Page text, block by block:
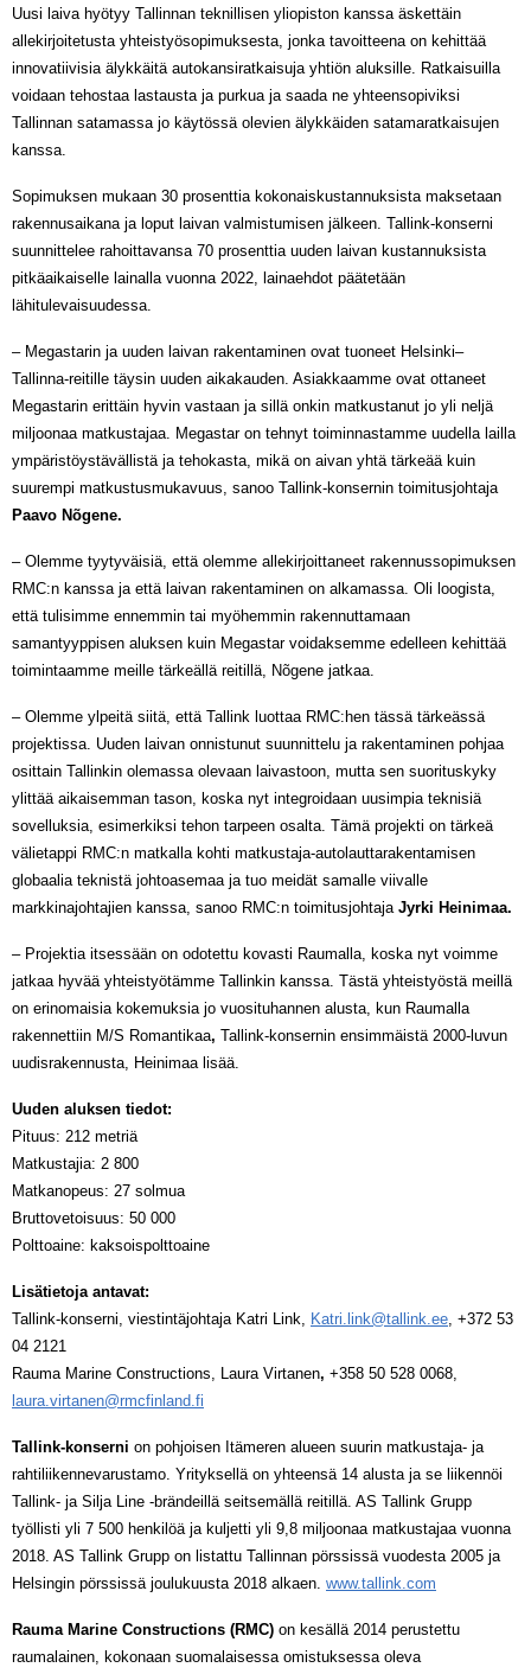
Uusi laiva hyötyy Tallinnan teknillisen yliopiston kanssa äskettäin
allekirjoitetusta yhteistyösopimuksesta, jonka tavoitteena on kehittää
innovatiivisia älykkäitä autokansiratkaisuja yhtiön aluksille. Ratkaisuilla
voidaan tehostaa lastausta ja purkua ja saada ne yhteensopiviksi
Tallinnan satamassa jo käytössä olevien älykkäiden satamaratkaisujen
kanssa.
Sopimuksen mukaan 30 prosenttia kokonaiskustannuksista maksetaan
rakennusaikana ja loput laivan valmistumisen jälkeen. Tallink-konserni
suunnittelee rahoittavansa 70 prosenttia uuden laivan kustannuksista
pitkäaikaiselle lainalla vuonna 2022, lainaehdot päätetään
lähitulevaisuudessa.
– Megastarin ja uuden laivan rakentaminen ovat tuoneet Helsinki–
Tallinna-reitille täysin uuden aikakauden. Asiakkaamme ovat ottaneet
Megastarin erittäin hyvin vastaan ja sillä onkin matkustanut jo yli neljä
miljoonaa matkustajaa. Megastar on tehnyt toiminnastamme uudella lailla
ympäristöystävällistä ja tehokasta, mikä on aivan yhtä tärkeää kuin
suurempi matkustusmukavuus, sanoo Tallink-konsernin toimitusjohtaja
Paavo Nõgene.
– Olemme tyytyväisiä, että olemme allekirjoittaneet rakennussopimuksen
RMC:n kanssa ja että laivan rakentaminen on alkamassa. Oli loogista,
että tulisimme ennemmin tai myöhemmin rakennuttamaan
samantyyppisen aluksen kuin Megastar voidaksemme edelleen kehittää
toimintaamme meille tärkeällä reitillä, Nõgene jatkaa.
– Olemme ylpeitä siitä, että Tallink luottaa RMC:hen tässä tärkeässä
projektissa. Uuden laivan onnistunut suunnittelu ja rakentaminen pohjaa
osittain Tallinkin olemassa olevaan laivastoon, mutta sen suorituskyky
ylittää aikaisemman tason, koska nyt integroidaan uusimpia teknisiä
sovelluksia, esimerkiksi tehon tarpeen osalta. Tämä projekti on tärkeä
välietappi RMC:n matkalla kohti matkustaja-autolauttarakentamisen
globaalia teknistä johtoasemaa ja tuo meidät samalle viivalle
markkinajohtajien kanssa, sanoo RMC:n toimitusjohtaja Jyrki Heinimaa.
– Projektia itsessään on odotettu kovasti Raumalla, koska nyt voimme
jatkaa hyvää yhteistyötämme Tallinkin kanssa. Tästä yhteistyöstä meillä
on erinomaisia kokemuksia jo vuosituhannen alusta, kun Raumalla
rakennettiin M/S Romantikaa, Tallink-konsernin ensimmäistä 2000-luvun
uudisrakennusta, Heinimaa lisää.
Uuden aluksen tiedot:
Pituus: 212 metriä
Matkustajia: 2 800
Matkanopeus: 27 solmua
Bruttovetoisuus: 50 000
Polttoaine: kaksoispolttoaine
Lisätietoja antavat:
Tallink-konserni, viestintäjohtaja Katri Link, Katri.link@tallink.ee, +372 53
04 2121
Rauma Marine Constructions, Laura Virtanen, +358 50 528 0068,
laura.virtanen@rmcfinland.fi
Tallink-konserni on pohjoisen Itämeren alueen suurin matkustaja- ja
rahtiliikennevarustamo. Yrityksellä on yhteensä 14 alusta ja se liikennöi
Tallink- ja Silja Line -brändeillä seitsemällä reitillä. AS Tallink Grupp
työllisti yli 7 500 henkilöä ja kuljetti yli 9,8 miljoonaa matkustajaa vuonna
2018. AS Tallink Grupp on listattu Tallinnan pörssissä vuodesta 2005 ja
Helsingin pörssissä joulukuusta 2018 alkaen. www.tallink.com
Rauma Marine Constructions (RMC) on kesällä 2014 perustettu
raumalainen, kokonaan suomalaisessa omistuksessa oleva